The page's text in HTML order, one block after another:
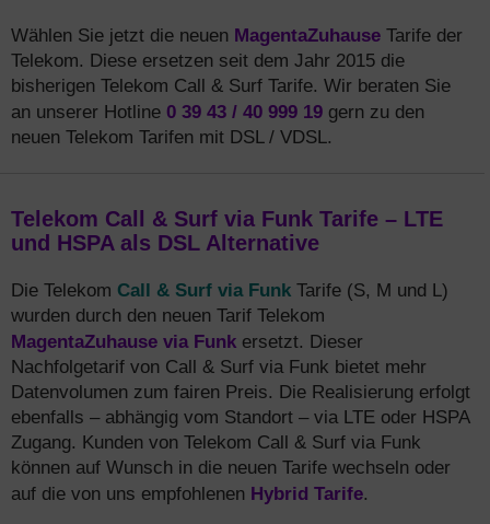
Wählen Sie jetzt die neuen MagentaZuhause Tarife der
Telekom. Diese ersetzen seit dem Jahr 2015 die
bisherigen Telekom Call & Surf Tarife. Wir beraten Sie
an unserer Hotline 0 39 43 / 40 999 19 gern zu den
neuen Telekom Tarifen mit DSL / VDSL.
Telekom Call & Surf via Funk Tarife – LTE
und HSPA als DSL Alternative
Die Telekom Call & Surf via Funk Tarife (S, M und L)
wurden durch den neuen Tarif Telekom
MagentaZuhause via Funk ersetzt. Dieser
Nachfolgetarif von Call & Surf via Funk bietet mehr
Datenvolumen zum fairen Preis. Die Realisierung erfolgt
ebenfalls – abhängig vom Standort – via LTE oder HSPA
Zugang. Kunden von Telekom Call & Surf via Funk
können auf Wunsch in die neuen Tarife wechseln oder
auf die von uns empfohlenen Hybrid Tarife.